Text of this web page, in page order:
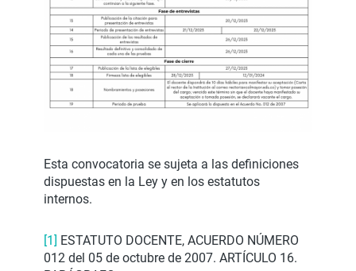
Esta convocatoria se sujeta a las definiciones
dispuestas en la Ley y en los estatutos
internos.
[1] ESTATUTO DOCENTE, ACUERDO NÚMERO
012 del 05 de octubre de 2007. ARTÍCULO 16.